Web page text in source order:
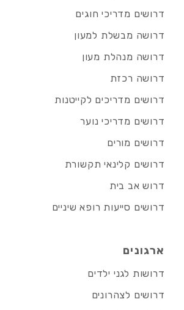
דרושים מדריכי חוגים
דרושה מבשלת למעון
דרושה מנהלת מעון
דרושה רכזת
דרושים מדריכים לקייטנות
דרושים מדריכי נוער
דרושים מורים
דרושים קלינאי תקשורת
דרוש אב בית
דרושים סייעות רופא שיניים
ארגונים
דרושות לגני ילדים
דרושים לצהרונים